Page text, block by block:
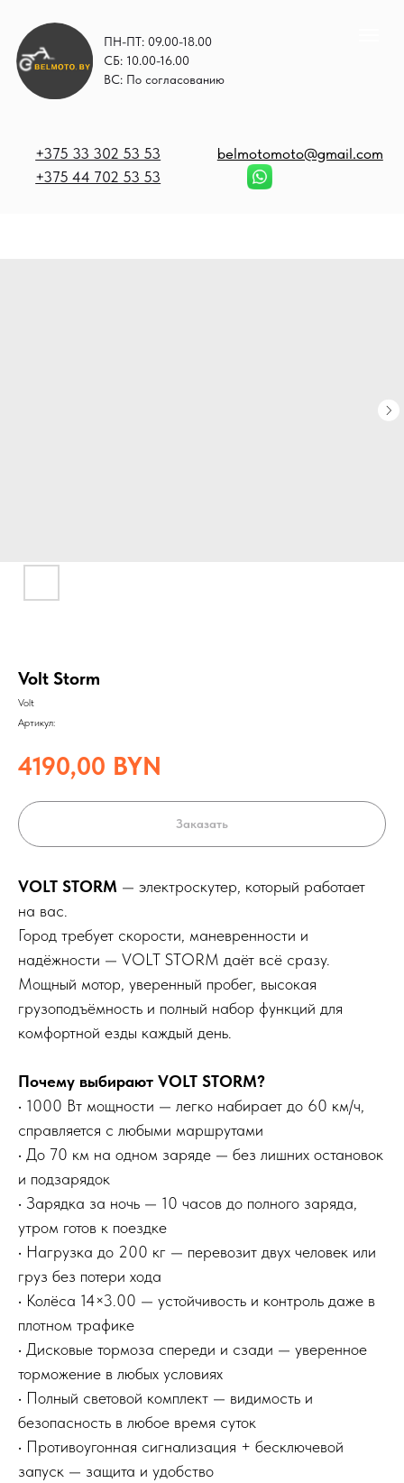
ПН-ПТ: 09.00-18.00
СБ: 10.00-16.00
ВС: По согласованию
Volt Storm
Volt
Артикул:
4190,00 BYN
Заказать
VOLT STORM — электроскутер, который работает
на вас.
Город требует скорости, маневренности и
надёжности — VOLT STORM даёт всё сразу.
Мощный мотор, уверенный пробег, высокая
грузоподъёмность и полный набор функций для
комфортной езды каждый день.
Почему выбирают VOLT STORM?
• 1000 Вт мощности — легко набирает до 60 км/ч,
справляется с любыми маршрутами
• До 70 км на одном заряде — без лишних остановок
и подзарядок
• Зарядка за ночь — 10 часов до полного заряда,
утром готов к поездке
• Нагрузка до 200 кг — перевозит двух человек или
груз без потери хода
• Колёса 14×3.00 — устойчивость и контроль даже в
плотном трафике
• Дисковые тормоза спереди и сзади — уверенное
торможение в любых условиях
• Полный световой комплект — видимость и
безопасность в любое время суток
• Противоугонная сигнализация + бесключевой
запуск — защита и удобство